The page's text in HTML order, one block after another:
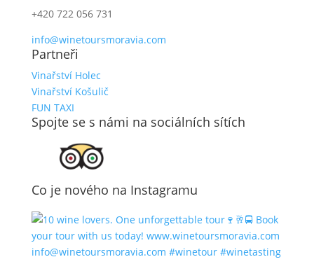
+420 722 056 731
info@winetoursmoravia.com
Partneři
Vinařství Holec
Vinařství Košulič
FUN TAXI
Spojte se s námi na sociálních sítích
Co je nového na Instagramu